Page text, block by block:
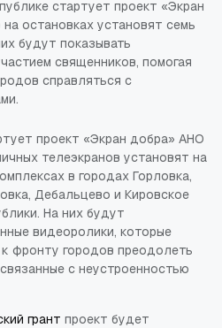
стартует проект «Экран
остановках установят семь
будут показывать
священников, помогая
справляться с
проект «Экран добра» АНО
телеэкранов установят на
в городах Горловка,
Дебальцево и Кировское
На них будут
видеоролики, которые
фронту городов преодолеть
с неустроенностью
грант проект будет